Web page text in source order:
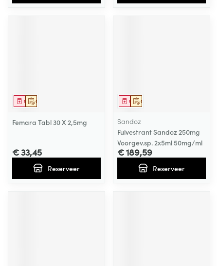
Op voorschrift
Geneesmiddel
Femara Tabl 30 X 2,5mg
€ 33,45
Reserveer
Op voorschrift
Geneesmiddel
Sandoz
Fulvestrant Sandoz 250mg
Voorgev.sp. 2x5ml 50mg/ml
€ 189,59
Reserveer